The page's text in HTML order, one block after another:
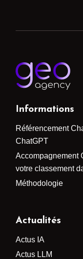
Informations
Référencement
ChatGPT
Accompagnement
votre classement
Méthodologie
Actualités
Actus IA
Actus LLM